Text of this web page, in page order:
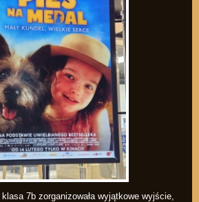
7b zorganizowała wyjątkowe wyjście,